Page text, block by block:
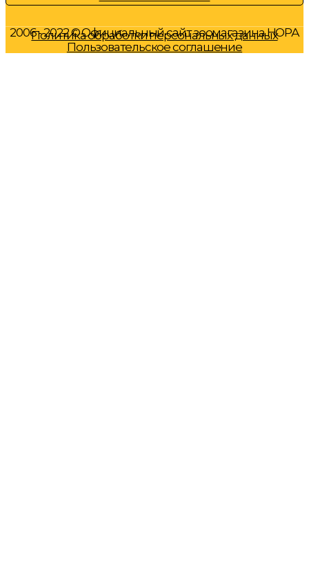
2006 - 2022 © Официальный сайт зоомагазина НОРА
Политика обработки персональных данных
Пользовательское соглашение